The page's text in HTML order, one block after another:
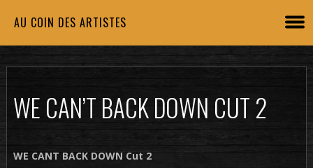
AU COIN DES ARTISTES
WE CAN’T BACK DOWN CUT 2
WE CANT BACK DOWN Cut 2